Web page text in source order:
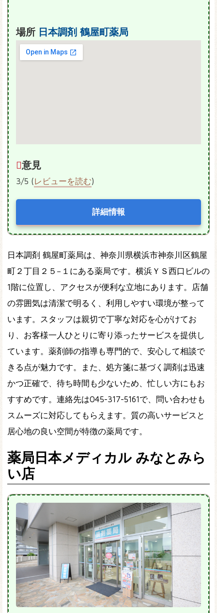
場所 日本調剤 鶴屋町薬局
意見
3/5 (レビューを読む)
詳細情報
日本調剤 鶴屋町薬局は、神奈川県横浜市神奈川区鶴屋
町２丁目２５−１にある薬局です。横浜ＹＳ西口ビルの
1階に位置し、アクセスが便利な立地にあります。店舗
の雰囲気は清潔で明るく、利用しやすい環境が整って
います。スタッフは親切で丁寧な対応を心がけてお
り、お客様一人ひとりに寄り添ったサービスを提供し
ています。薬剤師の指導も専門的で、安心して相談で
きる点が魅力です。また、処方箋に基づく調剤は迅速
かつ正確で、待ち時間も少ないため、忙しい方にもお
すすめです。連絡先は045-317-5161で、問い合わせも
スムーズに対応してもらえます。質の高いサービスと
居心地の良い空間が特徴の薬局です。
薬局日本メディカル みなとみら
い店